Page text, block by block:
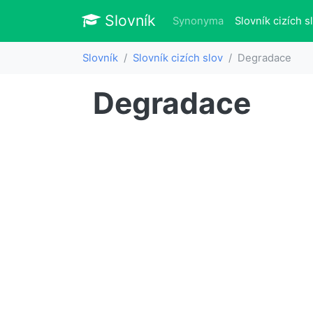
Slovník Slovník
Synonyma Slovník cizích
Slovník Slovník cizích slov Degradace
Degradace